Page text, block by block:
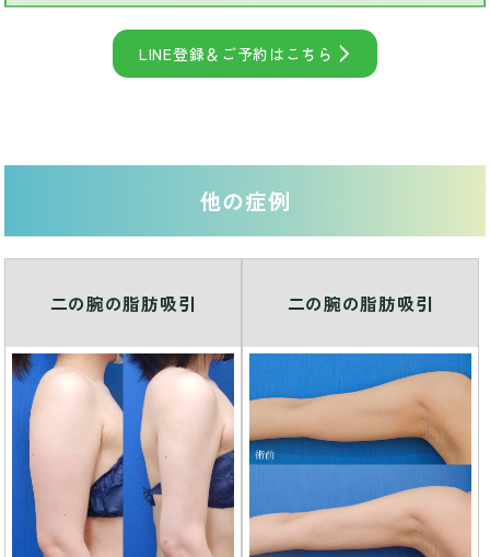
LINE登録＆ご予約はこちら
他の症例
二の腕の脂肪吸引 二の腕の脂肪吸引